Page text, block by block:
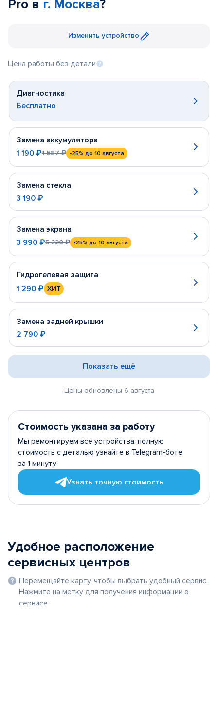
Pro в г. Москва?
Изменить устройство
Цена работы без детали
Диагностика
Бесплатно
Замена аккумулятора
1 190 ₽1 587 ₽ -25% до 10 августа
Замена стекла
3 190 ₽
Замена экрана
3 990 ₽5 320 ₽ -25% до 10 августа
Гидрогелевая защита
1 290 ₽ ХИТ
Замена задней крышки
2 790 ₽
Цены обновлены 6 августа
Показать ещё
Стоимость указана за работу
Мы ремонтируем все устройства, полную
стоимость с деталью узнайте в Telegram-боте
за 1 минуту
Узнать точную стоимость
Удобное расположение
сервисных центров
Перемещайте карту, чтобы выбрать удобный сервис.
Нажмите на метку для получения информации о
сервисе